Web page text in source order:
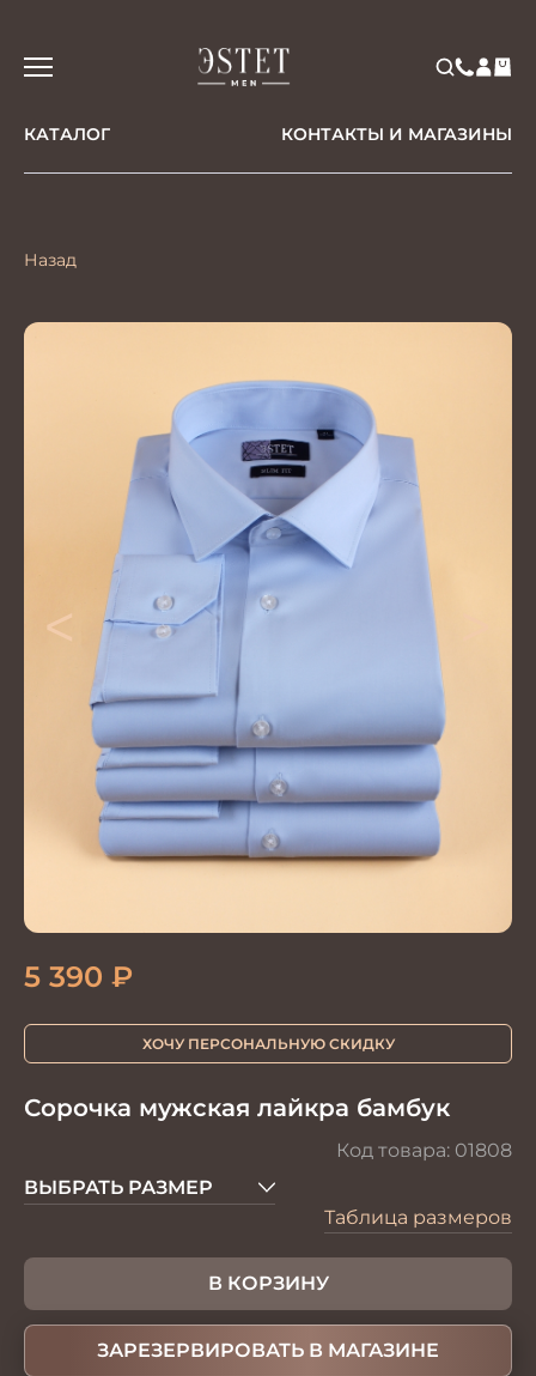
КАТАЛОГ КОНТАКТЫ И МАГАЗИНЫ
Назад
<
Сорочка мужская лайкра бамбук
Код товара: 01808
5 390 ₽
ХОЧУ ПЕРСОНАЛЬНУЮ СКИДКУ
ВЫБРАТЬ РАЗМЕР
Таблица размеров
В КОРЗИНУ
ЗАРЕЗЕРВИРОВАТЬ В МАГАЗИНЕ